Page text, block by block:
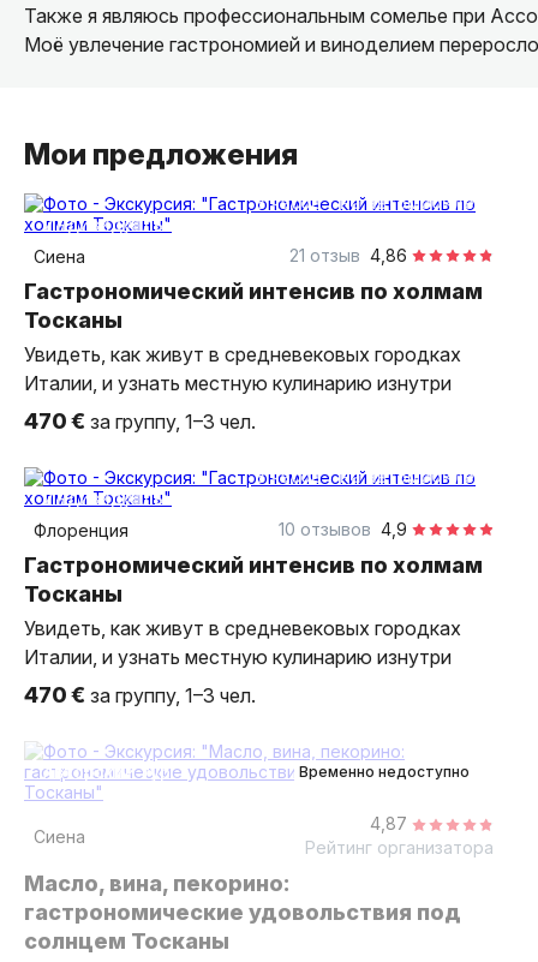
Также я являюсь профессиональным сомелье при
Моё увлечение гастрономией и виноделием
Мои предложения
8 часов
на автомобиле
индивидуальная
Сиена
4,86
21 отзыв
Гастрономический интенсив по холмам
Тосканы
Увидеть, как живут в средневековых городках
Италии, и узнать местную кулинарию изнутри
470 € за группу, 1–3 чел.
8 часов
на автомобиле
индивидуальная
Флоренция
4,9
10 отзывов
Гастрономический интенсив по холмам
Тосканы
Увидеть, как живут в средневековых городках
Италии, и узнать местную кулинарию изнутри
470 € за группу, 1–3 чел.
Временно недоступно
3 дня
авторский тур
Сиена
4,87
Рейтинг организатора
Масло, вина, пекорино:
гастрономические удовольствия под
солнцем Тосканы